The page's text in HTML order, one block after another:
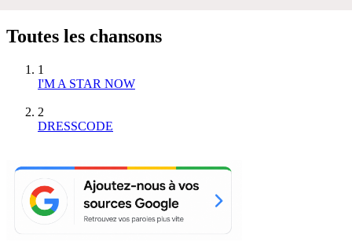
Toutes les chansons
1
I'M A STAR NOW
2
DRESSCODE